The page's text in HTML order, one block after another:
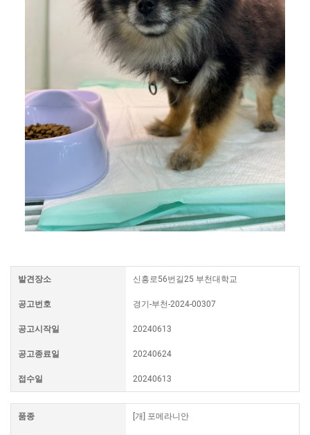
발견장소 신흥로56번길25 부천대학교
공고번호 경기-부천-2024-00307
공고시작일 20240613
공고종료일 20240624
접수일 20240613
품종 [개] 포메라니안